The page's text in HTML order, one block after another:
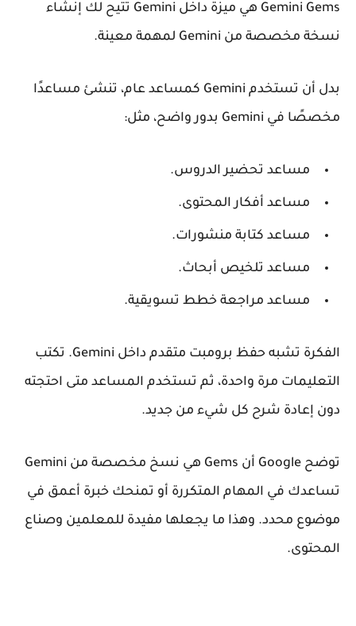
Gemini Gems
هي ميزة داخل Gemini تتيح لك إنشاء
نسخة مخصصة من Gemini لمهمة معينة.
بدل أن تستخدم Gemini كمساعد عام، تنشئ
مساعدًا
مخصصًا في Gemini
بدور واضح، مثل:
مساعد تحضير الدروس.
مساعد أفكار المحتوى.
مساعد كتابة منشورات.
مساعد تلخيص أبحاث.
مساعد مراجعة خطط تسويقية.
الفكرة تشبه حفظ برومبت متقدم داخل Gemini. تكتب
التعليمات مرة واحدة، ثم تستخدم المساعد متى احتجته
دون إعادة شرح كل شيء من جديد.
توضح Google أن Gems هي نسخ مخصصة من Gemini
تساعدك في المهام المتكررة أو تمنحك خبرة أعمق في
موضوع محدد. وهذا ما يجعلها مفيدة للمعلمين وصناع
المحتوى.